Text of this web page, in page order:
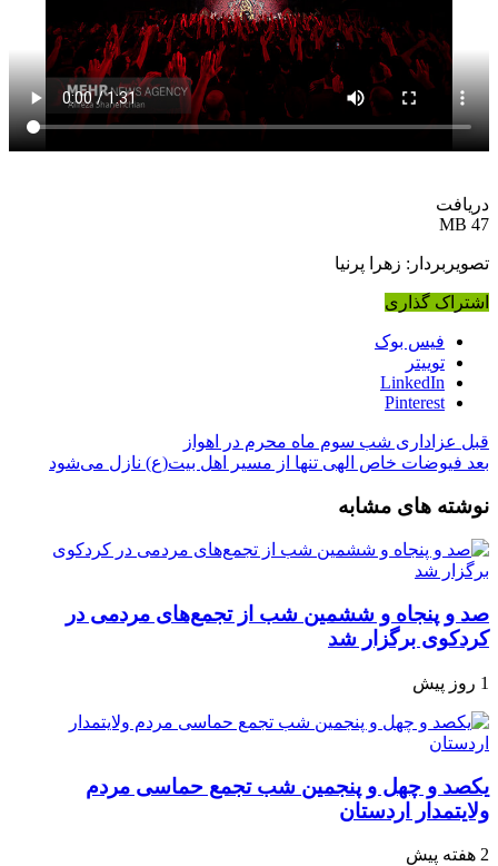
دریافت
47 MB
تصویربردار: زهرا پرنیا
اشتراک گذاری
فیس بوک
توییتر
LinkedIn
Pinterest
قبل عزاداری شب سوم ماه محرم در اهواز
بعد فیوضات خاص الهی تنها از مسیر اهل بیت(ع) نازل می‌شود
نوشته های مشابه
صد و پنجاه‌ و ششمین شب از تجمع‌های مردمی در
کردکوی برگزار شد
1 روز پیش
یکصد و چهل و پنجمین شب تجمع‌ حماسی مردم‌
ولایتمدار اردستان
2 هفته پیش